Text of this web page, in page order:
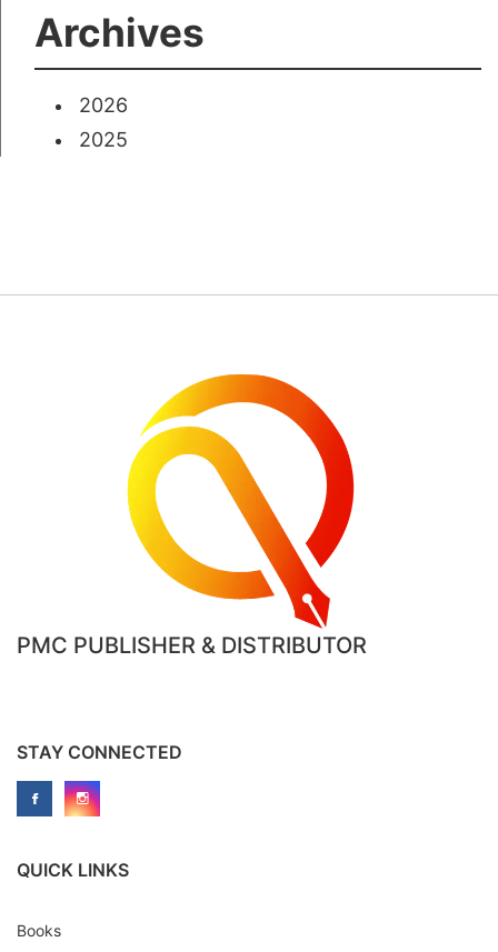
Archives
2026
2025
PMC PUBLISHER & DISTRIBUTOR
STAY CONNECTED
QUICK LINKS
Books